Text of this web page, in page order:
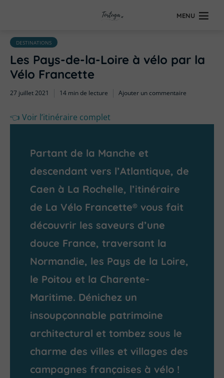
MENU
DESTINATIONS
Les Pays-de-la-Loire à vélo par la
Vélo Francette
27 juillet 2021 14 min de lecture Ajouter un commentaire
👈 Voir l’itinéraire complet
Partant de la Manche et
descendant vers l’Atlantique, de
Caen à La Rochelle, l’itinéraire
de La Vélo Francette® vous fait
découvrir les saveurs d’une
douce France, traversant la
Normandie, les Pays de la Loire,
le Poitou et la Charente-
Maritime. Dénichez un
insoupçonnable patrimoine
architectural et tombez sous le
charme des villes et villages des
campagnes françaises à vélo !